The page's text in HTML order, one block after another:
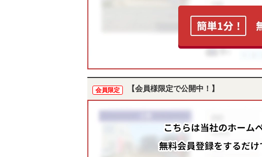
会員限定 【会員様限定で公開中！】